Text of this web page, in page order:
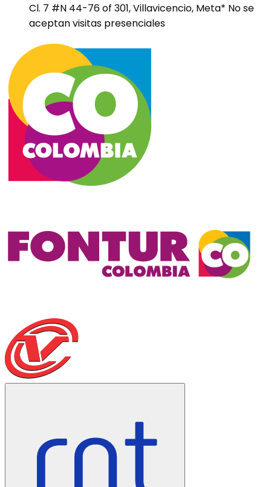
Cl. 7 #N 44-76 of 301, Villavicencio, Meta* No se
aceptan visitas presenciales